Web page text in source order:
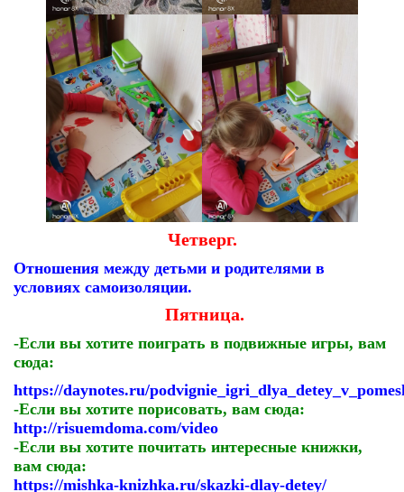
Четверг.
Отношения между детьми и родителями в
условиях самоизоляции.
Пятница.
-Если вы хотите поиграть в подвижные игры, вам
сюда:
https://daynotes.ru/
-Если вы хотите порисовать, вам сюда:
http://risuemdoma.com/video
-Если вы хотите почитать интересные книжки,
вам сюда:
https://mishka-knizhka.ru/skazki-dlay-detey/